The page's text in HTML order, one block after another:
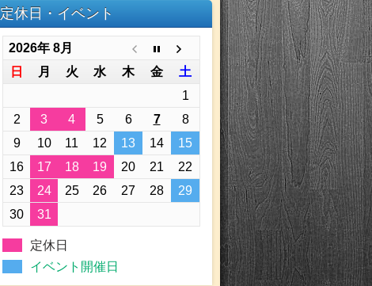
定休日・イベント
2026年 8月
日
月 火 水 木 金
土
1
2
3 4 5 6 7
8
9
10 11 12 13 14
15
16
17 18 19 20 21
22
23
24 25 26 27 28
29
30
31
定休日
イベント開催日